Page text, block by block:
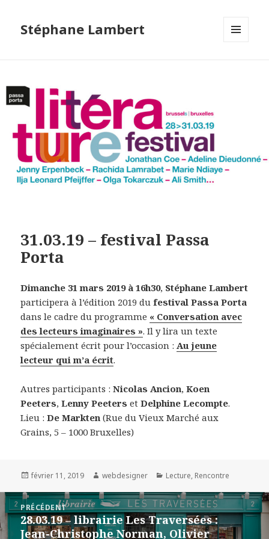
Stéphane Lambert
31.03.19 – festival Passa
Porta
Dimanche 31 mars 2019 à 16h30, Stéphane Lambert
participera à l’édition 2019 dufestival Passa Porta
dans le cadre du programme « Conversation avec
des lecteurs imaginaires ». Il y lira un texte
spécialement écrit pour l’occasion : Au jeune
lecteur qui m’a écrit.
Autres participants :Nicolas Ancion, Koen
Peeters, Lenny Peeterset Delphine Lecompte.
Lieu :De Markten (Rue du Vieux Marché aux
Grains, 5 – 1000 Bruxelles)
Publié
février 11, 2019 Auteur
webdesigner Catégories
Lecture, Rencontre
Navigation
de
l’article
PRÉCÉDENT
Article
précédent :
28.03.19 – librairie Les Traversées :
Jean-Christophe Norman, Olivier